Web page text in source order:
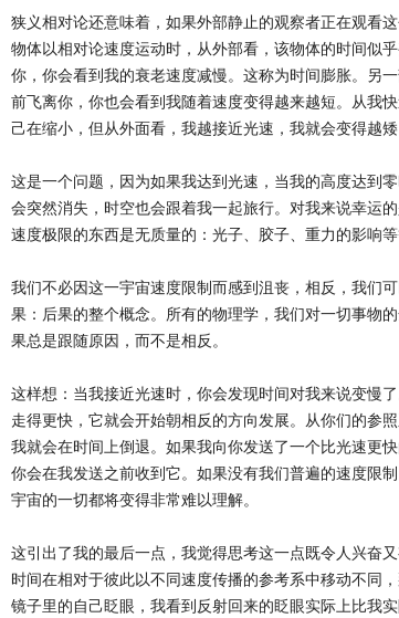
狭义相对论还意味着，如果外部静止的观察者正在观看
物体以相对论速度运动时，从外部看，该物体的时间似
你，你会看到我的衰老速度减慢。这称为时间膨胀。
前飞离你，你也会看到我随着速度变得越来越短。从我
己在缩小，但从外面看，我越接近光速，我就会变得越矮
这是一个问题，因为如果我达到光速，当我的高度达到
会突然消失，时空也会跟着我一起旅行。对我来说幸运
速度极限的东西是无质量的：光子、胶子、重力的影响
我们不必因这一宇宙速度限制而感到沮丧，相反，我们
果：后果的整个概念。所有的物理学，我们对一切事物
果总是跟随原因，而不是相反。
这样想：当我接近光速时，你会发现时间对我来说变慢
走得更快，它就会开始朝相反的方向发展。从你们的参
我就会在时间上倒退。如果我向你发送了一个比光速更
你会在我发送之前收到它。如果没有我们普遍的速度
宇宙的一切都将变得非常难以理解。
这引出了我的最后一点，我觉得思考这一点既令人兴奋
时间在相对于彼此以不同速度传播的参考系中移动不同
镜子里的自己眨眼，我看到反射回来的眨眼实际上比我